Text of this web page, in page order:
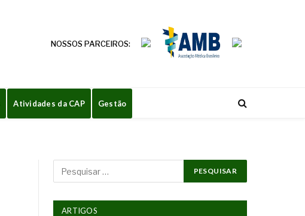
NOSSOS PARCEIROS:
Atividades da CAP Gestão
ARTIGOS